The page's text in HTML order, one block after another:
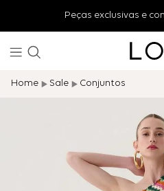
Peças exclusivas e
Sale Conjuntos